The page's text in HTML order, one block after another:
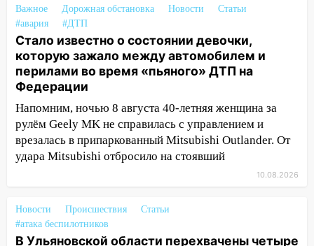
деревьев в Ульяновске
10:00 В Кузоватово ураганный ветер
повредил кровли районного дома
культуры и школы
09:20
Момент падения дерева на
машину в Ульяновске попал на видео
09:16 Утро ульяновских водителей
началось с «глухой» пробки на старом
Ульяновске произошла авария
08:02 В Ульяновске во время
Важное Дорожная обстановка Новости
Статьи
#авария
#ДТП
Стало известно о состоянии девочки,
которую зажало между автомобилем и
перилами во время «пьяного» ДТП на
Федерации
Напомним, ночью 8 августа 40-летняя женщина за
рулём Geely MK не справилась с управлением и
врезалась в припаркованный Mitsubishi Outlander. От
удара Mitsubishi отбросило на стоявший
10.08.2026
Новости Происшествия
Статьи
#атака беспилотников
В Ульяновской области перехвачены четыре